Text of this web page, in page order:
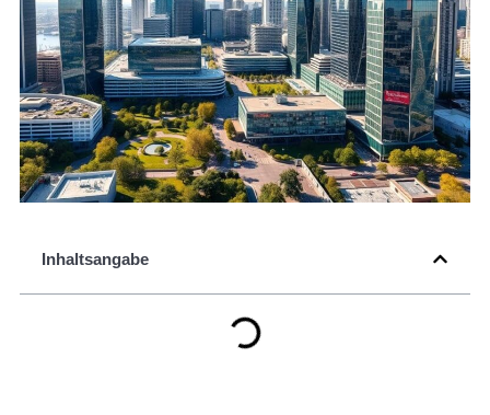
Inhaltsangabe